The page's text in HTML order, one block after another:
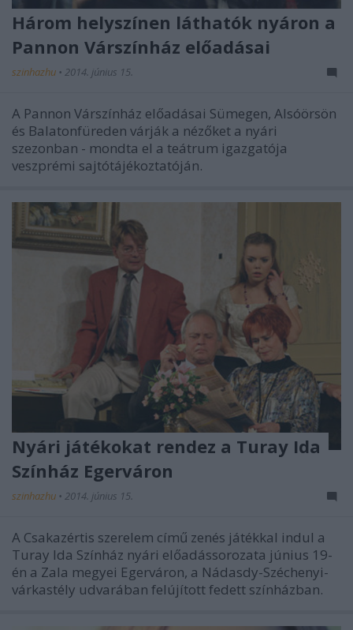
Három helyszínen láthatók nyáron a
Pannon Várszínház előadásai
szinhazhu • 2014. június 15.
A Pannon Várszínház előadásai Sümegen, Alsóörsön
és Balatonfüreden várják a nézőket a nyári
szezonban - mondta el a teátrum igazgatója
veszprémi sajtótájékoztatóján.
Nyári játékokat rendez a Turay Ida
Színház Egerváron
szinhazhu • 2014. június 15.
A Csakazértis szerelem című zenés játékkal indul a
Turay Ida Színház nyári előadássorozata június 19-
én a Zala megyei Egerváron, a Nádasdy-Széchenyi-
várkastély udvarában felújított fedett színházban.